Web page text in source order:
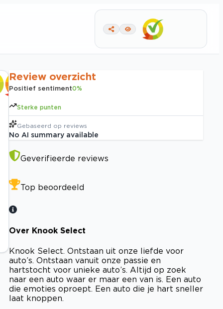
Review overzicht
Positief sentiment0%
Sterke punten
Gebaseerd op reviews
No AI summary available
Geverifieerde reviews
Top beoordeeld
Over Knook Select
Knook Select. Ontstaan uit onze liefde voor
auto’s. Ontstaan vanuit onze passie en
hartstocht voor unieke auto’s. Altijd op zoek
naar een auto waar er maar een van is. Een auto
die emoties oproept. Een auto die je hart sneller
laat knoppen.